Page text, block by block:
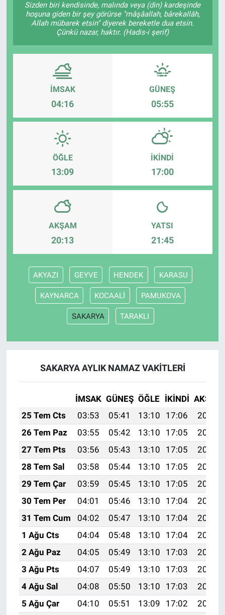
Sizden biri kendisinde, malında veya (din) kardeşinde
hoşuna giden bir şey görürse "mâşâallah, bârekallâh,
Allah mübarek etsin" diyerek bereketle dua etsin.
Çünkü nazar, haktır. (Hadis-i şerif)
İMSAK
04:16
GÜNEŞ
05:55
ÖĞLE
13:09
İKINDI
17:00
AKŞAM
20:13
YATSI
21:45
AKYAZI GEYVE HENDEK KARASU
KAYNARCA KOCAALİ PAMUKOVA
SAKARYA TARAKLI
SAKARYA AYLIK NAMAZ VAKITLERI
İMSAK GÜNEŞ ÖĞLE İKINDI AKŞAM
25 Tem Cts
03:53 05:41 13:10 17:06
20:29
26 Tem Paz
03:55 05:42 13:10 17:05
20:28
27 Tem Pts
03:56 05:43 13:10 17:05
20:27
28 Tem Sal
03:58 05:44 13:10 17:05
20:26
29 Tem Çar
03:59 05:45 13:10 17:05
20:25
30 Tem Per
04:01 05:46 13:10 17:04
20:24
31 Tem Cum
04:02 05:47 13:10 17:04
20:23
1 Ağu Cts
04:04 05:48 13:10 17:04
20:22
2 Ağu Paz
04:05 05:49 13:10 17:03
20:21
3 Ağu Pts
04:07 05:49 13:10 17:03
20:20
4 Ağu Sal
04:08 05:50 13:10 17:03
20:19
5 Ağu Çar
04:10 05:51 13:09 17:02
20:17
Sağlık
Spor
Teknoloji
Tv Medya
KÜLTÜR SANAT